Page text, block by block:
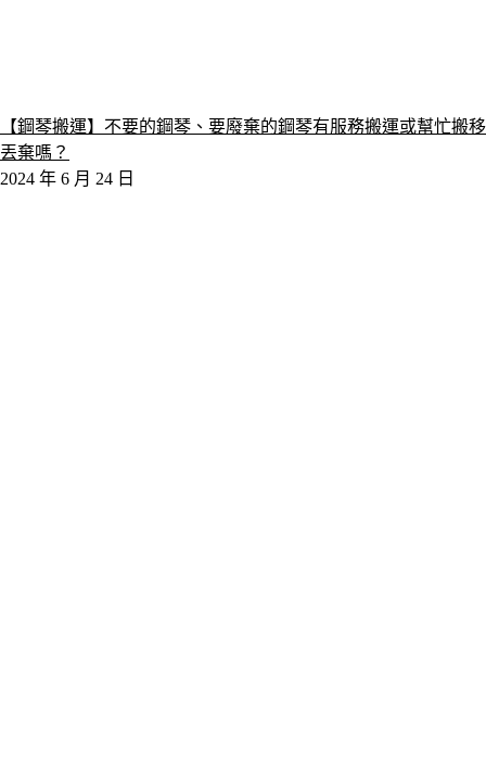
【鋼琴搬運】不要的鋼琴、要廢棄的鋼琴有服務搬運或幫忙搬移
丟棄嗎？
2024 年 6 月 24 日